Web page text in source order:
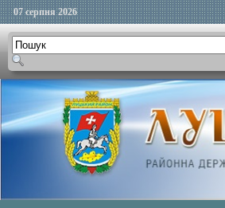
07 серпня 2026